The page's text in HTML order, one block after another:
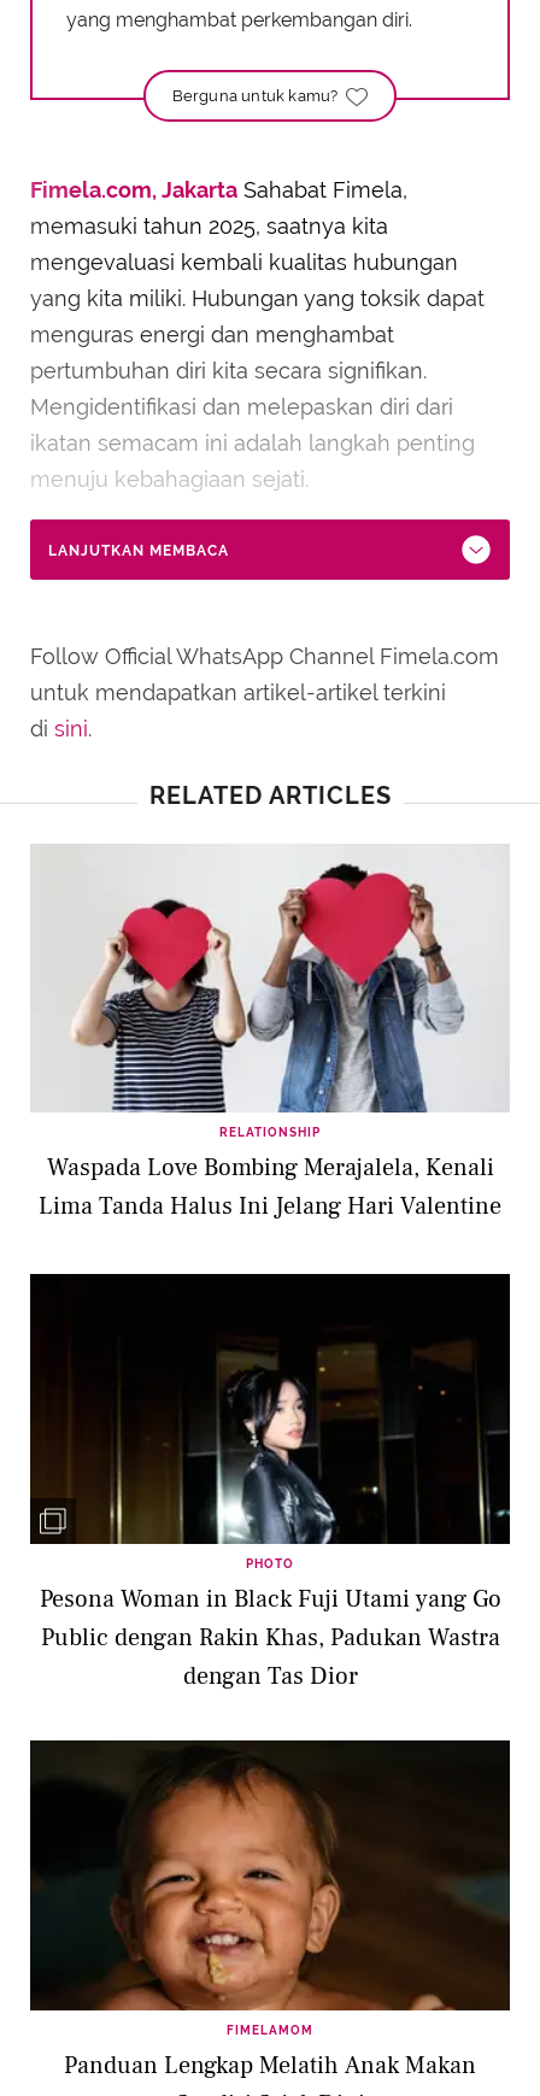
yang menghambat perkembangan diri.
Berguna untuk kamu?
Fimela.com, Jakarta Sahabat Fimela,
memasuki tahun 2025, saatnya kita
mengevaluasi kembali kualitas hubungan
yang kita miliki. Hubungan yang toksik dapat
menguras energi dan menghambat
pertumbuhan diri kita secara signifikan.
Mengidentifikasi dan melepaskan diri dari
ikatan semacam ini adalah langkah penting
menuju kebahagiaan sejati.
LANJUTKAN MEMBACA
Follow Official WhatsApp Channel Fimela.com
untuk mendapatkan artikel-artikel terkini
di sini.
RELATED ARTICLES
RELATIONSHIP
Waspada Love Bombing Merajalela, Kenali
Lima Tanda Halus Ini Jelang Hari Valentine
PHOTO
Pesona Woman in Black Fuji Utami yang Go
Public dengan Rakin Khas, Padukan Wastra
dengan Tas Dior
FIMELAMOM
Panduan Lengkap Melatih Anak Makan